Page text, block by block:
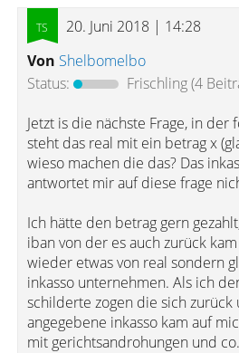
20. Juni 2018 | 14:28
Von Shelbomelbo
Status:
Frischling(4
Jetzt is die nächste Frage, in der
steht das real mit ein betrag x
wieso machen die das? Das
antwortet mir auf diese frage
Ich hätte den betrag gern
iban von der es auch zurück
wieder etwas von real sondern
inkasso unternehmen. Als ich
schilderte zogen die sich zurück
angegebene inkasso kam auf
mit gerichtsandrohungen und co.